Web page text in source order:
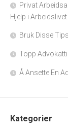
Privat
Hjelp i Arbeidslivet
Bruk Disse
Topp
Å Ansette En
Kategorier